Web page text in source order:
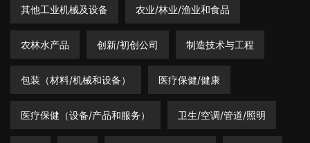
其他工业机械及设备 农业/林业/渔业和食品
农林水产品 创新/初创公司 制造技术与工程
包装（材料/机械和设备） 医疗保健/健康
医疗保健（设备/产品和服务） 卫生/空调/管道/照明